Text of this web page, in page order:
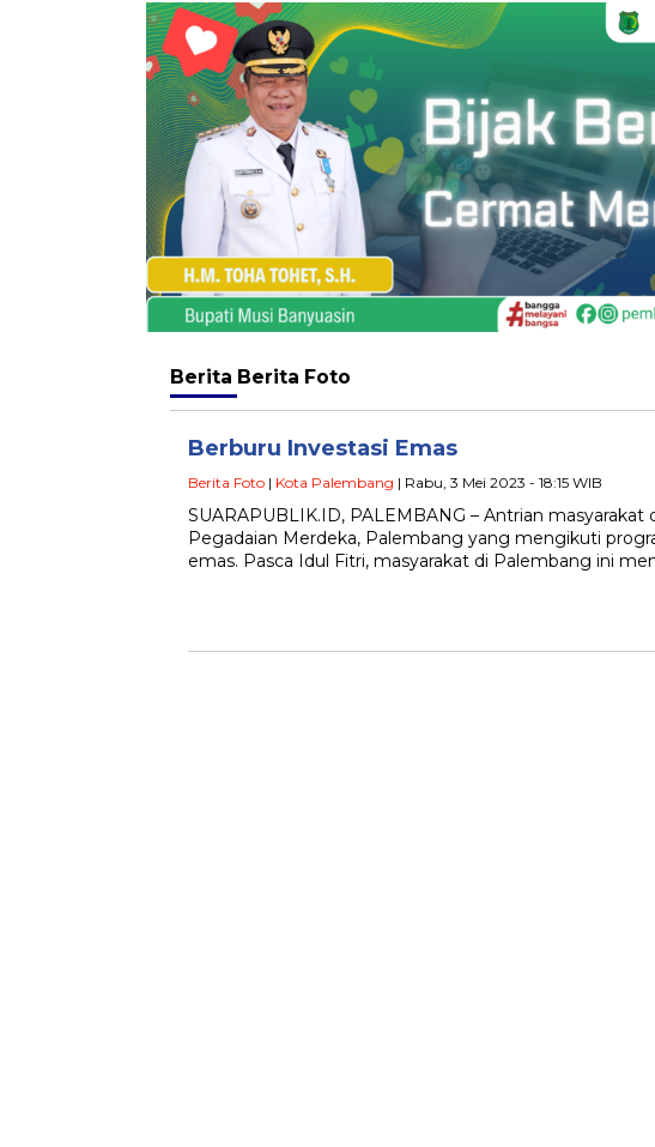
Berita Berita Foto
Berburu Investasi Emas
Berita Foto | Kota Palembang | Rabu, 3 Mei 2023 - 18:15 WIB
SUARAPUBLIK.ID, PALEMBANG – Antrian masyarakat
Pegadaian Merdeka, Palembang yang mengikuti
emas. Pasca Idul Fitri, masyarakat di Palembang ini